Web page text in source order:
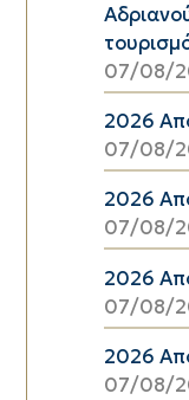
07/08/
2026
07/08/
2026
07/08/
2026
07/08/
2026
07/08/